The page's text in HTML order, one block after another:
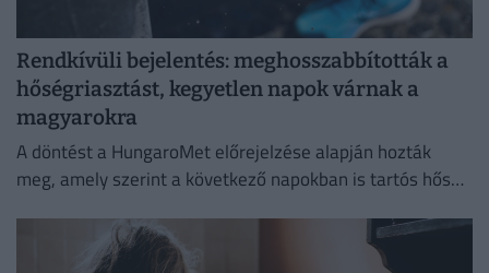
Rendkívüli bejelentés: meghosszabbították a
hőségriasztást, kegyetlen napok várnak a
magyarokra
A döntést a HungaroMet előrejelzése alapján hozták
meg, amely szerint a következő napokban is tartós hőség